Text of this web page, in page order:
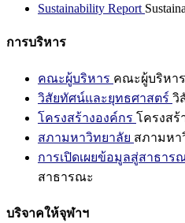
Sustainability Report
การบริหาร
คณะผู้บริหาร คณะผู้บริหาร
วิสัยทัศน์และยุทธศาสตร์ วิ
โครงสร้างองค์กร โครงสร้
สภามหาวิทยาลัย สภามหา
การเปิดเผยข้อมูลสู่สาธาร
สาธารณะ
บริจาคให้จุฬาฯ